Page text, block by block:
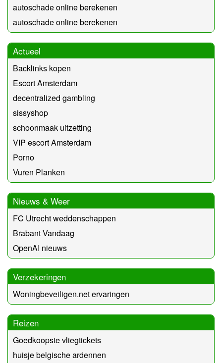
autoschade online berekenen
autoschade online berekenen
Actueel
Backlinks kopen
Escort Amsterdam
decentralized gambling
sissyshop
schoonmaak uitzetting
VIP escort Amsterdam
Porno
Vuren Planken
Nieuws & Weer
FC Utrecht weddenschappen
Brabant Vandaag
OpenAI nieuws
Verzekeringen
Woningbeveiligen.net ervaringen
Reizen
Goedkoopste vliegtickets
huisje belgische ardennen